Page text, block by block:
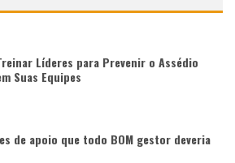
Líderes para Prevenir o Assédio
Suas Equipes
de apoio que todo BOM gestor deveria